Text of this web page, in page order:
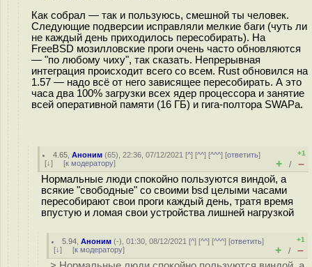
Как собрал — так и пользуюсь, смешной ты человек.
Следующие подверсии исправляли мелкие баги (чуть ли
не каждый день приходилось пересобирать). На
FreeBSD мозилловские проги очень часто обновляются
— "по любому чиху", так сказать. Непрерывная
интеграция происходит всего со всем. Rust обновился на
1.57 — надо всё от него зависящее пересобирать. А это
часа два 100% загрузки всех ядер процессора и занятие
всей оперативной памяти (16 ГБ) и гига-полтора SWAPа.
4.65 ,Аноним (65), 22:36, 07/12/2021 [^] [^^] [^^^] [ответить]
[↓] [к модератору]
+1
+ / –
Нормальные люди спокойно пользуются виндой, а
всякие "свободные" со своими bsd целыми часами
пересобирают свои проги каждый день, тратя время
впустую и ломая свои устройства лишней нагрузкой
5.94 ,Аноним (-), 01:30, 08/12/2021 [^] [^^] [^^^] [ответить]
[↓] [к модератору]
+1
+ / –